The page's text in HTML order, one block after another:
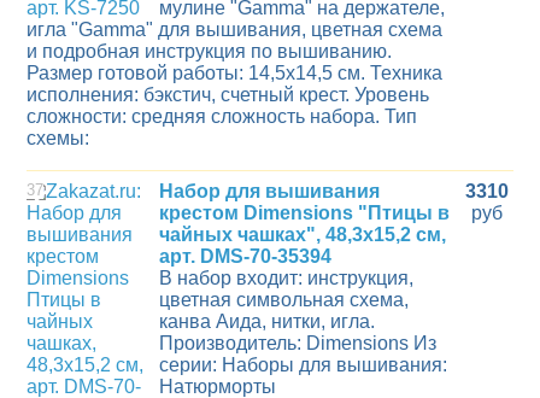
мулине "Gamma" на держателе,
игла "Gamma" для вышивания, цветная схема
и подробная инструкция по вышиванию.
Размер готовой работы: 14,5x14,5 см. Техника
исполнения: бэкстич, счетный крест. Уровень
сложности: средняя сложность набора. Тип
схемы:
37
Набор для вышивания
крестом Dimensions "Птицы в
чайных чашках", 48,3x15,2 см,
арт. DMS-70-35394
В набор входит: инструкция,
цветная символьная схема,
канва Aида, нитки, игла.
Производитель: Dimensions Из
серии: Наборы для вышивания:
Натюрморты
3310
руб